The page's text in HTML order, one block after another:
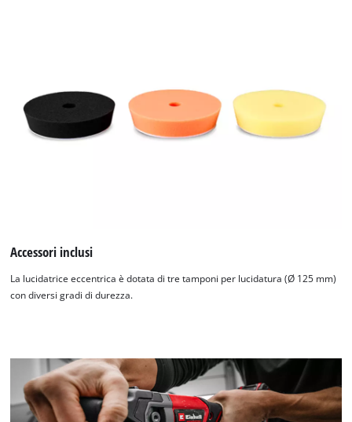
Accessori inclusi
La lucidatrice eccentrica è dotata di tre tamponi per lucidatura (Ø 125 mm)
con diversi gradi di durezza.